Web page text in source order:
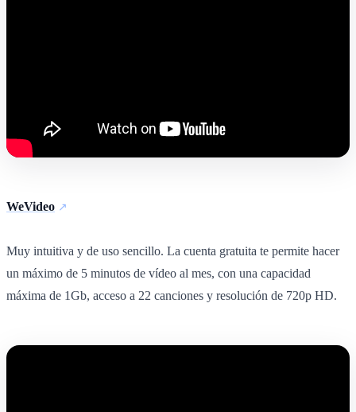
WeVideo
Muy intuitiva y de uso sencillo. La cuenta gratuita te permite hacer
un máximo de 5 minutos de vídeo al mes, con una capacidad
máxima de 1Gb, acceso a 22 canciones y resolución de 720p HD.